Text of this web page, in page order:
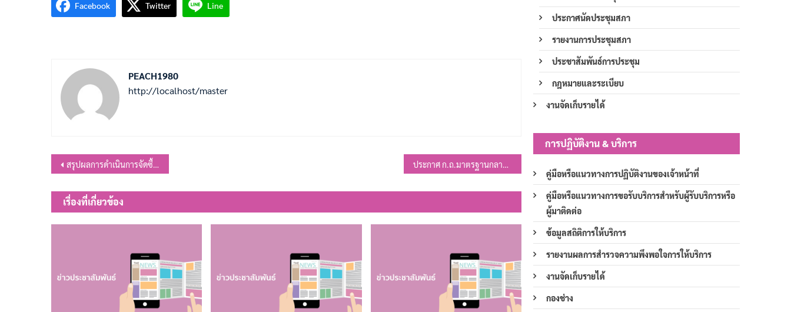
Facebook Twitter Line
PEACH1980
http://localhost/master
แนะแนว
เรื่อง
สรุปผลการดำเนินการจัดซื้อจัดจ้างประจำเดือน พฤษภาคม 2569 ประกาศ ก.ถ.มาตรฐานกลางบริหารงานบุคคลส่วนท้องถิ่น (การสรรหาและการคัดเลือก, การบรรจุและแต่งตั้ง, การย้าย การโอนการแต่งตั้ง และการประเมินผลการปฏิบัติราชการ)
เรื่องที่เกี่ยวข้อง
ประกาศนัดประชุมสภา
รายงานการประชุมสภา
ประชาสัมพันธ์การประชุม
กฎหมายและระเบียบ
งานจัดเก็บรายได้
การปฏิบัติงาน & บริการ
คู่มือหรือแนวทางการปฏิบัติงานของเจ้าหน้าที่
คู่มือหรือแนวทางการขอรับบริการสำหรับผู้รับบริการหรือ
ผู้มาติดต่อ
ข้อมูลสถิติการให้บริการ
รายงานผลการสำรวจความพึงพอใจการให้บริการ
งานจัดเก็บรายได้
กองช่าง